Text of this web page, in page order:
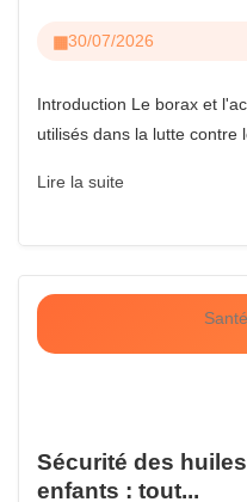
30/07/2026
Introduction Le borax et
utilisés dans la lutte contre
Lire la suite
Sécurité des
enfants : tout...